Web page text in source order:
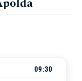
09:30